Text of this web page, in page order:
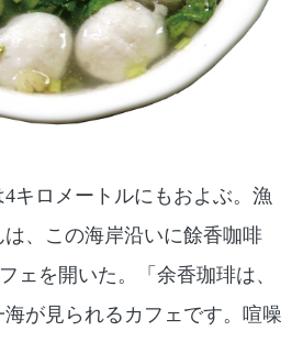
キロメートルにもおよぶ。漁
、この海岸沿いに餘香咖啡
ェを開いた。「余香珈琲は、
が見られるカフェです。喧噪